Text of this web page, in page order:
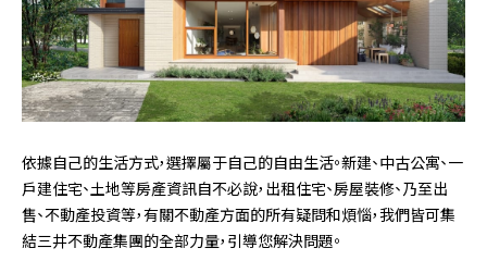
依據自己的生活方式，選擇屬于自己的自由生活。新建、中古公寓、一
戶建住宅、土地等房產資訊自不必說，出租住宅、房屋裝修、乃至出
售、不動產投資等，有關不動產方面的所有疑問和煩惱，我們皆可集
結三井不動產集團的全部力量，引導您解決問題。